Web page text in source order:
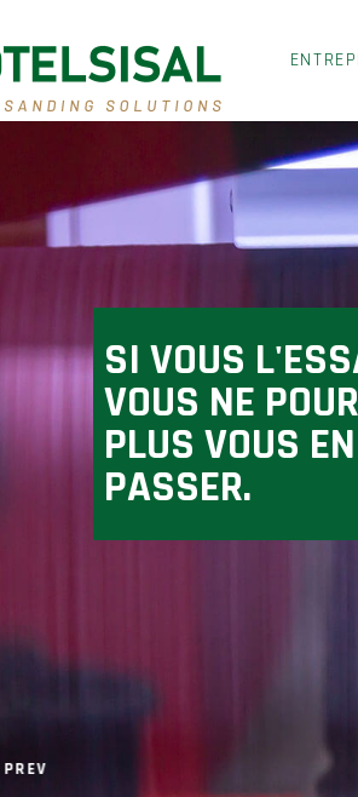
SI VOUS
VOUS NE
PLUS VOUS EN
PASSER.